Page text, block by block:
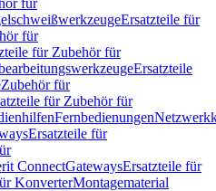
für
Ersatzteile für
für
für Zubehör für
Ersatzteile
Zubehör für
für Zubehör für
Fernbedienungen
Ersatzteile für
ConnectGatewaysErsatzteile für
KonverterMontagematerial